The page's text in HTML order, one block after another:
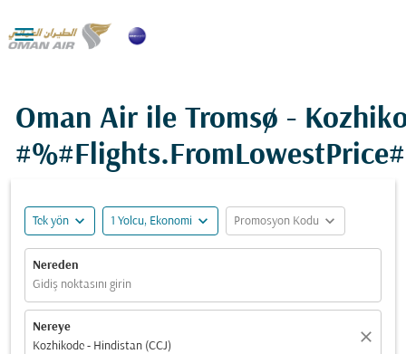

Oman Air ile Tromsø -
Tek yön expand_more 1 Yolcu, Ekonomi expand_more Promosyon Kodu expand_more
Nereden
Gidiş noktasını girin
Nereye
Kozhikode - Hindistan (CCJ)
close